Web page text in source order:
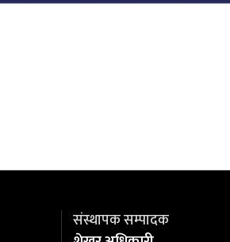
संस्थापक सम्पादक